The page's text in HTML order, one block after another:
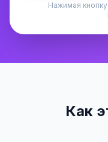
Нажимая
Как